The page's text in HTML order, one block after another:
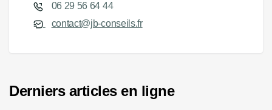
06 29 56 64 44
contact@jb-conseils.fr
Derniers articles en ligne